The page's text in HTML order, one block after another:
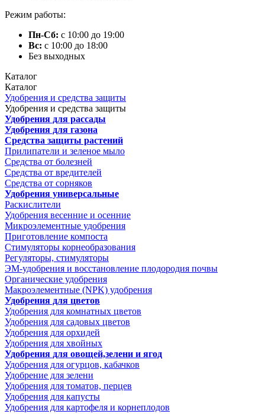
Режим работы:
Пн-Сб: с 10:00 до 19:00
Вс: с 10:00 до 18:00
Без выходных
Каталог
Каталог
Удобрения и средства защиты
Удобрения и средства защиты
Удобрения для рассады
Удобрения для газона
Средства защиты растений
Прилипатели и зеленое мыло
Средства от болезней
Средства от вредителей
Средства от сорняков
Удобрения универсальные
Раскислители
Удобрения весенние и осенние
Микроэлементные удобрения
Приготовление компоста
Стимуляторы корнеобразования
Регуляторы, стимуляторы
ЭМ-удобрения и восстановление плодородия почвы
Органические удобрения
Макроэлементные (NPK) удобрения
Удобрения для цветов
Удобрения для комнатных цветов
Удобрения для садовых цветов
Удобрения для орхидей
Удобрения для хвойных
Удобрения для овощей,зелени и ягод
Удобрения для огурцов, кабачков
Удобрение для зелени
Удобрения для томатов, перцев
Удобрения для капусты
Удобрения для картофеля и корнеплодов